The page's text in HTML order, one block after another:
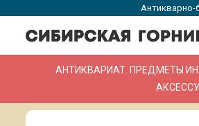
Антикварно-
АНТИКВАРИАТ. ПРЕДМЕТЫ